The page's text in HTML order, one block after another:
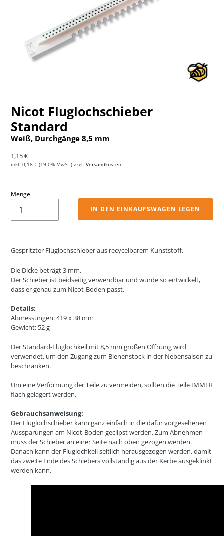
Nicot Fluglochschieber
Standard
Weiß, Durchgänge 8,5 mm
Normaler Preis
1,15 €
inkl. 0,18 € (19.0% MwSt.) zzgl. Versandkosten
Menge
IN DEN EINKAUFSWAGEN LEGEN
Gespritzter Fluglochschieber aus recycelbarem Kunststoff.
Die Dicke beträgt 3 mm.
Der Schieber ist beidseitig verwendbar und wurde so entwickelt,
dass er genau zum Nicot-Boden passt.
Details:
Abmessungen: 419 x 38 mm
Gewicht: 52 g
Der Standard-Fluglochkeil mit 8,5 mm großen Öffnung wird
verwendet, um den Zugang zum Bienenstock in der Nebensaison zu
beschränken.
Um eine Verformung der Teile zu vermeiden, sollten die Teile IMMER
flach gelagert werden.
Gebrauchsanweisung:
Der Fluglochschieber kann ganz einfach in die dafür vorgesehenen
Aussparungen am Nicot-Boden geclipst werden. Zum Abnehmen
muss der Schieber an einer Seite nach oben gezogen werden.
Danach kann der Fluglochkeil seitlich herausgezogen werden, damit
das zweite Ende des Schiebers vollständig aus der Kerbe ausgeklinkt
werden kann.